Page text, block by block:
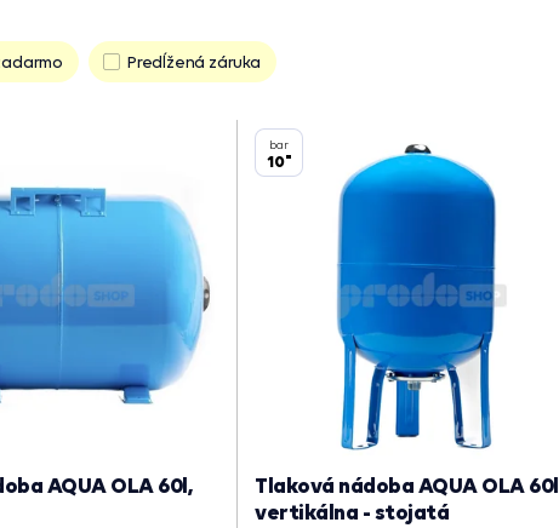
Predĺžená záruka
AQUA OLA 60l,
bar
10"
Tlaková nádoba AQUA OLA 60l
vertikálna - stojatá